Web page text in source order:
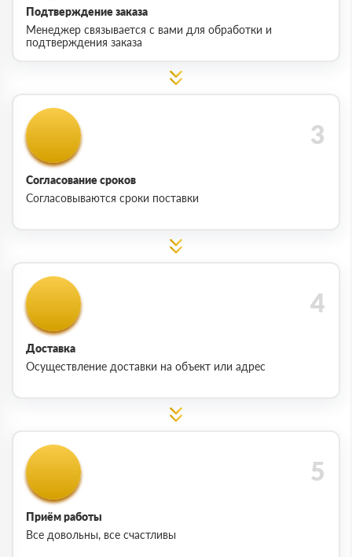
Подтверждение заказа
Менеджер связывается с вами для обработки и
подтверждения заказа
Согласование сроков
Согласовываются сроки поставки
Доставка
Осуществление доставки на объект или адрес
Приём работы
Все довольны, все счастливы